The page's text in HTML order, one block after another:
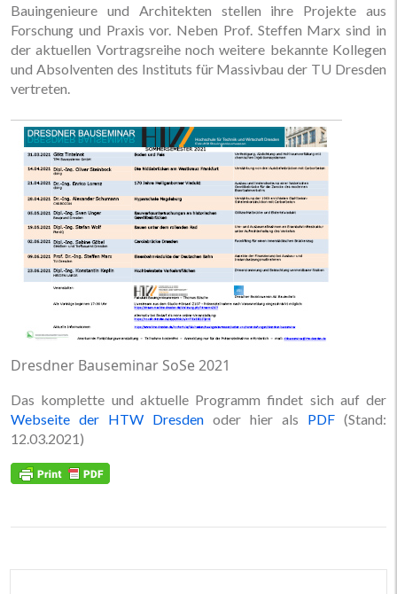
Bauingenieure und Architekten stellen ihre Projekte aus
Forschung und Praxis vor. Neben Prof. Steffen Marx sind in
der aktuellen Vortragsreihe noch weitere bekannte Kollegen
und Absolventen des Instituts für Massivbau der TU Dresden
vertreten.
Dresdner Bauseminar SoSe 2021
Das komplette und aktuelle Programm findet sich auf der
Webseite der HTW Dresden oder hier als PDF (Stand:
12.03.2021)